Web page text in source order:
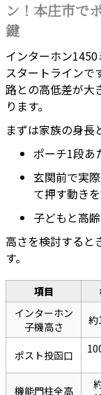
ン！本庄市で
鍵
インターホン
スタートラインで
路との高低差が大
ります。
まずは家族の身長
ポーチ1段あ
玄関前で実
て押す動き
子どもと高
高さを検討すると
す。
項目
インターホン
子機高さ
約
ポスト投函口
機能門柱全高